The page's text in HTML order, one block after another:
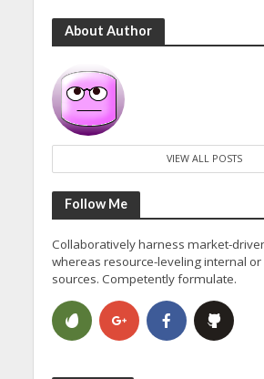
About Author
VIEW ALL POSTS
Follow Me
Collaboratively harness market-
whereas resource-leveling internal
sources. Competently formulate.